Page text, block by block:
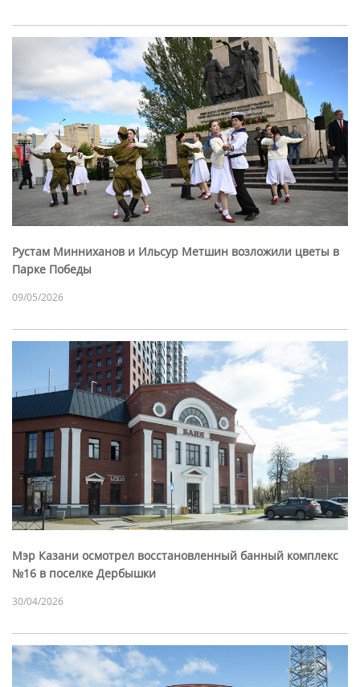
Рустам Минниханов и Ильсур Метшин возложили цветы в
Парке Победы
09/05/2026
Мэр Казани осмотрел восстановленный банный комплекс
№16 в поселке Дербышки
30/04/2026